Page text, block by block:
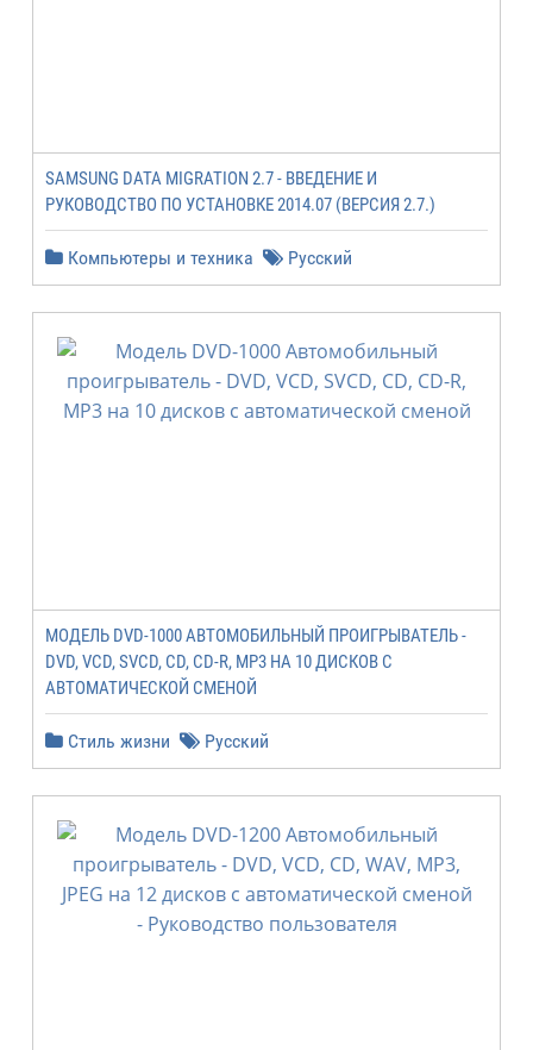
SAMSUNG DATA MIGRATION 2.7 - ВВЕДЕНИЕ И
РУКОВОДСТВО ПО УСТАНОВКЕ 2014.07 (ВЕРСИЯ 2.7.)
Компьютеры и техника Русский
МОДЕЛЬ DVD-1000 АВТОМОБИЛЬНЫЙ ПРОИГРЫВАТЕЛЬ -
DVD, VCD, SVCD, CD, CD-R, MP3 НА 10 ДИСКОВ С
АВТОМАТИЧЕСКОЙ СМЕНОЙ
Стиль жизни Русский